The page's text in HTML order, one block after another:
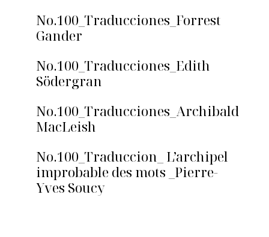
No.100_Traducciones_Forrest
Gander
No.100_Traducciones_Edith
Södergran
No.100_Traducciones_Archibald
MacLeish
No.100_Traduccion_ L’archipel
improbable des mots _Pierre-
Yves Soucy